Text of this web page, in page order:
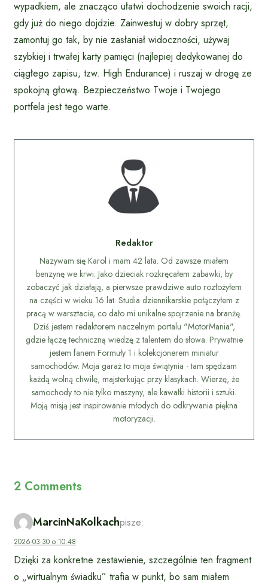
wypadkiem, ale znacząco ułatwi dochodzenie swoich racji,
gdy już do niego dojdzie. Zainwestuj w dobry sprzęt,
zamontuj go tak, by nie zasłaniał widoczności, używaj
szybkiej i trwałej karty pamięci (najlepiej dedykowanej do
ciągłego zapisu, tzw. High Endurance) i ruszaj w drogę ze
spokojną głową. Bezpieczeństwo Twoje i Twojego
portfela jest tego warte.
Redaktor
Nazywam się Karol i mam 42 lata. Od zawsze miałem
benzynę we krwi. Jako dzieciak rozkręcałem zabawki, by
zobaczyć jak działają, a pierwsze prawdziwe auto rozłożyłem
na części w wieku 16 lat. Studia dziennikarskie połączyłem z
pracą w warsztacie, co dało mi unikalne spojrzenie na branżę.
Dziś jestem redaktorem naczelnym portalu "MotorMania",
gdzie łączę techniczną wiedzę z talentem do słowa. Prywatnie
jestem fanem Formuły 1 i kolekcjonerem miniatur
samochodów. Moja garaż to moja świątynia - tam spędzam
każdą wolną chwilę, majsterkując przy klasykach. Wierzę, że
samochody to nie tylko maszyny, ale kawałki historii i sztuki.
Moją misją jest inspirowanie młodych do odkrywania piękna
motoryzacji.
2 Comments
MarcinNaKolkachpisze:
2026-03-30 o 10:48
Dzięki za konkretne zestawienie, szczególnie ten fragment
o „wirtualnym świadku” trafia w punkt, bo sam miałem